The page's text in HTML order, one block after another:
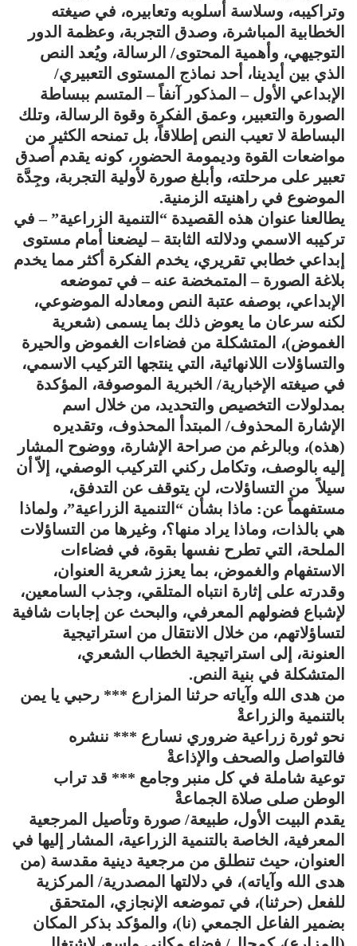
وتراكيبه، وسلاسة أسلوبه وتعابيره، في صيغته
الخطابية المباشرة، وصدق التجربة، وعظمة الدور
التوجيهي، وأهمية المحتوى/ الرسالة، ويُعد النص
الذي بين أيدينا، أحد نماذج المستوى التعبيري/
الإبداعي الأول – المذكور آنفاً – المتسم ببساطة
الصورة والتعبير، وعمق الفكرة وقوة الرسالة، وتلك
البساطة لا تعيب النص إطلاقاً، بل تمنحه الكثير من
مواضعات القوة وديمومة الحضور، كونه يقدم أصدق
تعبير على مرحلته، وأبلغ صورة لأولية التجربة، وجِدَّة
الموضوع في راهنيته الزمنية.
يطالعنا عنوان هذه القصيدة “التنمية الزراعية” – في
تركيبه الاسمي ودلالته الثابتة – ليضعنا أمام مستوى
إبداعي خطابي تقريري، يخدم الفكرة أكثر مما يخدم
بلاغة الصورة – المتمخضة عنه – في تموضعه
الإبداعي، بوصفه عتبة النص ومعادله الموضوعي،
لكنه سرعان ما يعوض ذلك بما يسمى (شعرية
الغموض)، المتشكلة من فضاءات الغموض والحيرة
والتساؤلات اللانهائية، التي ينتجها التركيب الاسمي،
في صيغته الإخبارية/ الخبرية الموصوفة، المؤكدة
بمدلولات التخصيص والتحديد، من خلال اسم
الإشارة المحذوف/ المبتدأ المحذوف، وتقديره
(هذه)، وبالرغم من صراحة الإشارة، ووضوح المشار
إليه بالوصف، وتكامل ركني التركيب الوصفي، إلاّ أن
سيلاً من التساؤلات، لن يتوقف عن التدفق،
مستفهماً عن: ماذا بشأن “التنمية الزراعية”، ولماذا
هي بالذات، وماذا يراد منها؟، وغيرها من التساؤلات
الملحة، التي تطرح نفسها بقوة، في فضاءات
الاستفهام والغموض، بما يعزز شعرية العنوان،
وقدرته على إثارة انتباه المتلقي، وجذب السامعين،
لإشباع فضولهم المعرفي، والبحث عن إجابات شافية
لتساؤلاتهم، من خلال الانتقال من استراتيجية
العنونة، إلى استراتيجية الخطاب الشعري،
المتشكلة في بنية النص.
من هدى الله وآياته حرثنا المزارع *** رحبي يا يمن
بالتنمية والزراعةْ
نحو ثورة زراعية ضروري نسارع *** ننشره
فالتواصل والصحف والإذاعةْ
توعية شاملة في كل منبر وجامع *** قد تراب
الوطن صلى صلاة الجماعةْ
يقدم البيت الأول، طبيعة/ صورة وتأصيل المرجعية
المعرفية، الخاصة بالتنمية الزراعية، المشار إليها في
العنوان، حيث تنطلق من مرجعية دينية مقدسة (من
هدى الله وآياته)، في دلالتها المصدرية/ المركزية
للفعل (حرثنا)، في تموضعه الإنجازي، المتحقق
بضمير الفاعل الجمعي (نا)، والمؤكد بذكر المكان